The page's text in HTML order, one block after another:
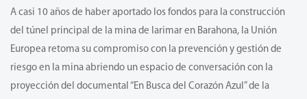
A casi 10 años de haber aportado los fondos para la construcción
del túnel principal de la mina de larimar en Barahona, la Unión
Europea retoma su compromiso con la prevención y gestión de
riesgo en la mina abriendo un espacio de conversación con la
proyección del documental “En Busca del Corazón Azul” de la